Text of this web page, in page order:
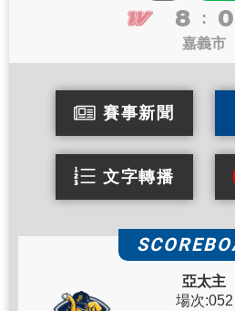
8 : 0
嘉義市
賽事新聞
文字轉播
亞太主
場次:052